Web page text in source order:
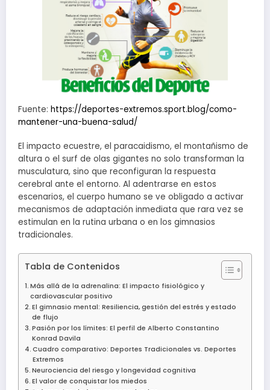
Fuente: https://deportes-extremos.sport.blog/como-
mantener-una-buena-salud/
El impacto ecuestre, el paracaidismo, el montañismo de
altura o el surf de olas gigantes no solo transforman la
musculatura, sino que reconfiguran la respuesta
cerebral ante el entorno. Al adentrarse en estos
escenarios, el cuerpo humano se ve obligado a activar
mecanismos de adaptación inmediata que rara vez se
estimulan en la rutina urbana o en los gimnasios
tradicionales.
Tabla de Contenidos
Más allá de la adrenalina: El impacto fisiológico y
cardiovascular positivo
El gimnasio mental: Resiliencia, gestión del estrés y estado
de flujo
Pasión por los límites: El perfil de Alberto Constantino
Konrad Davila
Cuadro comparativo: Deportes Tradicionales vs. Deportes
Extremos
Neurociencia del riesgo y longevidad cognitiva
El valor de conquistar los miedos